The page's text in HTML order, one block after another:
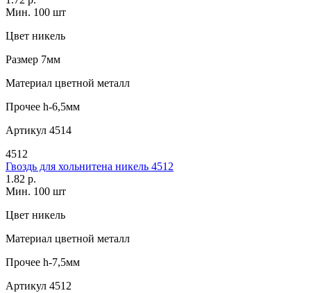
Мин. 100 шт
Цвет никель
Размер 7мм
Материал цветной металл
Прочее h-6,5мм
Артикул 4514
4512
Гвоздь для хольнитена никель 4512
1.82 р.
Мин. 100 шт
Цвет никель
Материал цветной металл
Прочее h-7,5мм
Артикул 4512